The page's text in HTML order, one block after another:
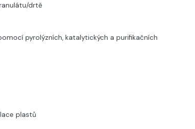
drtě
pyrolýzních, katalytických a purifikačních
plastů